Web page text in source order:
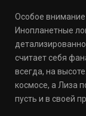
Особое внимание
Инопланетные
считает себя
всегда, на
космосе, а Лиза
пусть и в своей